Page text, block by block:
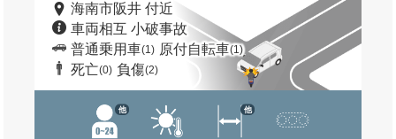
海南市阪井 付近
車両相互 小破事故
普通乗用車(1) 原付自転車(1)
死亡(0) 負傷(2)
他 他